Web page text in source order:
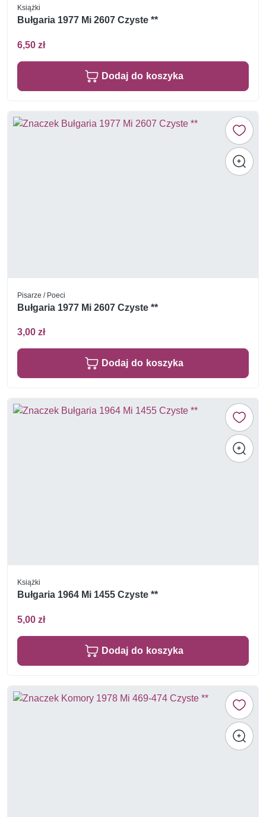
Książki
Bułgaria 1977 Mi 2607 Czyste **
6,50 zł
Dodaj do koszyka
Pisarze / Poeci
Bułgaria 1977 Mi 2607 Czyste **
3,00 zł
Dodaj do koszyka
Książki
Bułgaria 1964 Mi 1455 Czyste **
5,00 zł
Dodaj do koszyka